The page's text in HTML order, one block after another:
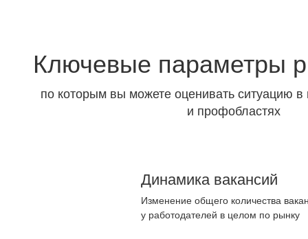
Ключевые параметры
по которым вы можете оценивать ситуацию в
и профобластях
Динамика вакансий
Изменение общего количества
у работодателей в целом по рынку